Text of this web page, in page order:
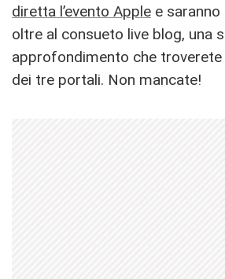
diretta l’evento Apple e
oltre al consueto live blog, una
approfondimento che troverete
dei tre portali. Non mancate!